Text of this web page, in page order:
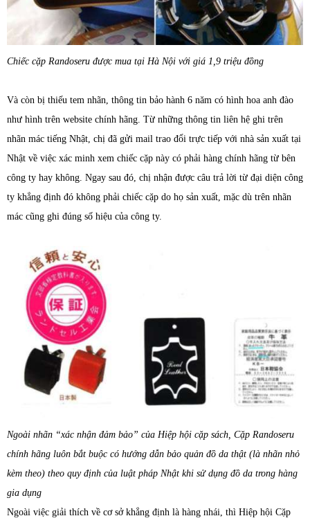
Chiếc cặp Randoseru được mua tại Hà Nội với giá 1,9 triệu đồng
Và còn bị thiếu tem nhãn, thông tin bảo hành 6 năm có hình hoa anh đào
như hình trên website chính hãng. Từ những thông tin liên hệ ghi trên
nhãn mác tiếng Nhật, chị đã gửi mail trao đổi trực tiếp với nhà sản xuất tại
Nhật về việc xác minh xem chiếc cặp này có phải hàng chính hãng từ bên
công ty hay không. Ngay sau đó, chị nhận được câu trả lời từ đại diện công
ty khẳng định đó không phải chiếc cặp do họ sản xuất, mặc dù trên nhãn
mác cũng ghi đúng số hiệu của công ty.
Ngoài nhãn “xác nhận đảm bảo” của Hiệp hội cặp sách, Cặp Randoseru
chính hãng luôn bắt buộc có hướng dẫn bảo quản đồ da thật (là nhãn nhỏ
kèm theo) theo quy định của luật pháp Nhật khi sử dụng đồ da trong hàng
gia dụng
Ngoài việc giải thích về cơ sở khẳng định là hàng nhái, thì Hiệp hội Cặp